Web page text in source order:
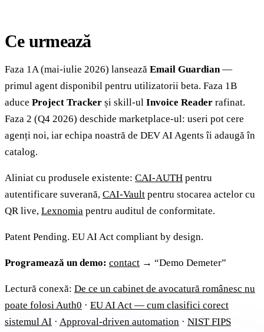
Ce urmează
Faza 1A (mai-iulie 2026) lansează Email Guardian—
primul agent disponibil pentru utilizatorii beta. Faza 1B
aduce Project Tracker și skill-ul Invoice Reader rafinat.
Faza 2 (Q4 2026) deschide marketplace-ul: useri pot cere
agenți noi, iar echipa noastră de DEV AI Agents îi adaugă în
catalog.
Aliniat cu produsele existente: CAI-AUTH pentru
autentificare suverană, CAI-Vault pentru stocarea actelor cu
QR live, Lexnomia pentru auditul de conformitate.
Patent Pending. EU AI Act compliant by design.
Programează un demo: contact → “Demo Demeter”
Lectură conexă: De ce un cabinet de avocatură românesc nu
poate folosi Auth0 · EU AI Act — cum clasifici corect
sistemul AI · Approval-driven automation · NIST FIPS